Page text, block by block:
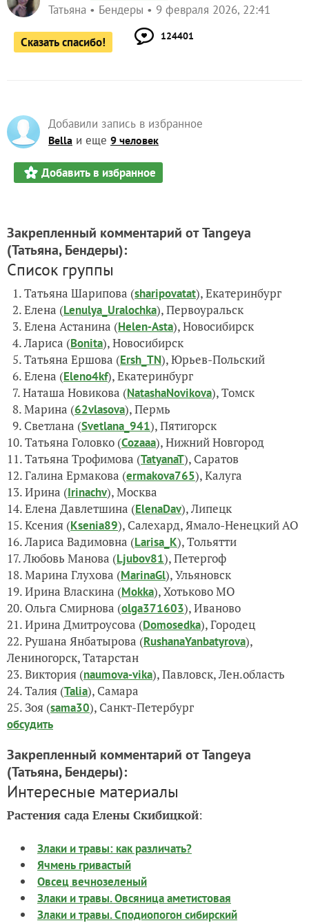
Татьяна Бендеры 9 февраля 2026, 22:41
Сказать спасибо! 124401
Добавили запись в избранное
Bella и еще 9 человек
Добавить в избранное
Закрепленный комментарий от Tangeya
(Татьяна, Бендеры):
Список группы
1. Татьяна Шарипова (sharipovatat), Екатеринбург
2. Елена (Lenulya_Uralochka), Первоуральск
3. Елена Астанина (Helen-Asta), Новосибирск
4. Лариса (Bonita), Новосибирск
5. Татьяна Ершова (Ersh_TN), Юрьев-Польский
6. Елена (Eleno4kf), Екатеринбург
7. Наташа Новикова (NatashaNovikova), Томск
8. Марина (62vlasova), Пермь
9. Светлана (Svetlana_941), Пятигорск
10. Татьяна Головко (Cozaaa), Нижний Новгород
11. Татьяна Трофимова (TatyanaT), Саратов
12. Галина Ермакова (ermakova765), Калуга
13. Ирина (Irinachv), Москва
14. Елена Давлетшина (ElenaDav), Липецк
15. Ксения (Ksenia89), Салехард, Ямало-Ненецкий АО
16. Лариса Вадимовна (Larisa_K), Тольятти
17. Любовь Манова (Ljubov81), Петергоф
18. Марина Глухова (MarinaGl), Ульяновск
19. Ирина Власкина (Mokka), Хотьково МО
20. Ольга Смирнова (olga371603), Иваново
21. Ирина Дмитроусова (Domosedka), Городец
22. Рушана Янбатырова (RushanaYanbatyrova),
Лениногорск, Татарстан
23. Виктория (naumova-vika), Павловск, Лен.область
24. Талия (Talia), Самара
25. Зоя (sama30), Санкт-Петербург
обсудить
Закрепленный комментарий от Tangeya
(Татьяна, Бендеры):
Интересные материалы
Растения сада Елены Скибицкой:
Злаки и травы: как различать?
Ячмень гривастый
Овсец вечнозеленый
Злаки и травы. Овсяница аметистовая
Злаки и травы. Сподиопогон сибирский